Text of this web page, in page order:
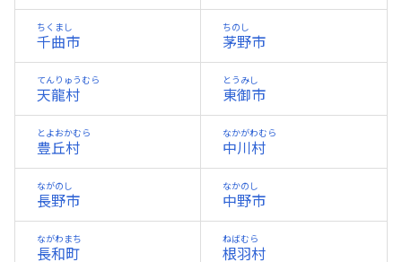
千曲市
ちくまし
茅野市
ちのし
天龍村
てんりゅうむら
東御市
とうみし
豊丘村
とよおかむら
中川村
なかがわむら
長野市
ながのし
中野市
なかのし
長和町
ながわまち
根羽村
ねばむら